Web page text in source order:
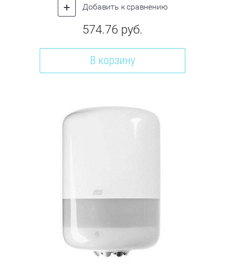
Добавить к сравнению
574.76 руб.
В корзину